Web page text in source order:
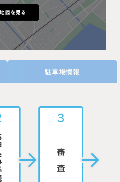
駐車場情報